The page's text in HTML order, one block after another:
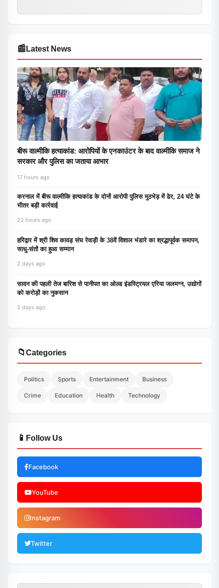
📰 Latest News
बीरू वाल्मीकि हत्याकांड: आरोपियों के एनकाउंटर के बाद वाल्मीकि समाज ने
सरकार और पुलिस का जताया आभार
17 hours ago
करनाल में बीरू वाल्मीकि हत्याकांड के दोनों आरोपी पुलिस मुठभेड़ में ढेर, 24 घंटे के
भीतर बड़ी कार्रवाई
22 hours ago
हरिद्वार में श्री शिव कावड़ संघ रेवाड़ी के 38वें विशाल भंडारे का श्रद्धापूर्वक समापन,
साधु-संतों का हुआ सम्मान
2 days ago
सावन की पहली तेज बारिश से पानीपत का ओल्ड इंडस्ट्रियल एरिया जलमग्न, उद्योगों
को करोड़ों का नुकसान
2 days ago
📁Categories
Politics Sports Entertainment Business
Crime Education Health Technology
📱 Follow Us
Facebook
YouTube
Instagram
Twitter